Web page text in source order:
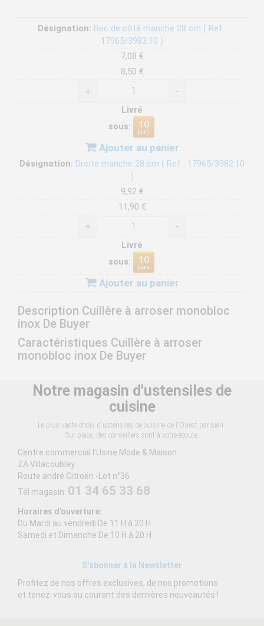
Désignation: Bec de côté manche 28 cm ( Ref :
17965/3983.10 )
7,08 €
8,50 €
+ -
Livré
sous:
Ajouter au panier
Désignation: Droite manche 28 cm ( Ref : 17965/3982.10
)
9,92 €
11,90 €
+ -
Livré
sous:
Ajouter au panier
Description Cuillère à arroser monobloc
inox De Buyer
Caractéristiques Cuillère à arroser
monobloc inox De Buyer
Notre magasin d'ustensiles de
cuisine
Le plus vaste choix d'ustensiles de cuisine de l'Ouest parisien !
Sur place, des conseillers sont à votre écoute.
Centre commercial l'Usine Mode & Maison
ZA Villacoublay
Route andré Citroën -Lot n°36
Tél magasin: 01 34 65 33 68
Horaires d'ouverture:
Du Mardi au vendredi De 11 H à 20 H
Samedi et Dimanche De 10 H à 20 H
S'abonner à la Newsletter
Profitez de nos offres exclusives, de nos promotions
et tenez-vous au courant des dernières nouveautés !